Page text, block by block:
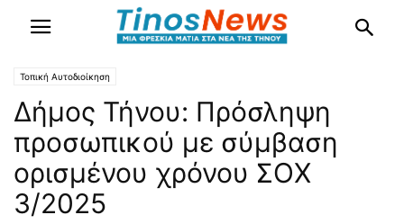
Τοπική Αυτοδιοίκηση
Δήμος Τήνου: Πρόσληψη
προσωπικού με σύμβαση
ορισμένου χρόνου ΣΟΧ
3/2025